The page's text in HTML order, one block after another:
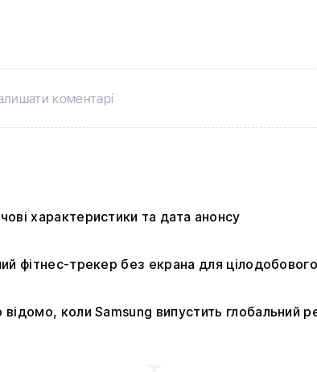
коментарі
характеристики та дата анонсу
фітнес-трекер без екрана для
коли Samsung випустить глобальний